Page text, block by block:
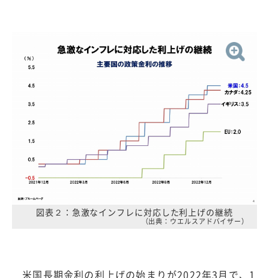
図表２：急激なインフレに対応した利上げの継続
（出典：ウエルスアドバイザー）
米国長期金利の利上げの始まりが2022年3月で、1